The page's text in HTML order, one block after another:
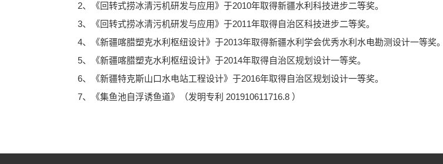
2、《回转式捞冰清污机研发与应用》于2010年取得新疆水利科技进步二等奖。
3、《回转式捞冰清污机研发与应用》于2011年取得自治区科技进步二等奖。
4、《新疆喀腊塑克水利枢纽设计》于2013年取得新疆水利学会优秀水利水电勘测设计一等奖。
5、《新疆喀腊塑克水利枢纽设计》于2014年取得自治区规划设计一等奖。
6、《新疆特克斯山口水电站工程设计》于2016年取得自治区规划设计一等奖。
7、《集鱼池自浮诱鱼道》（发明专利 201910611716.8 ）